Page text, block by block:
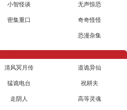
无声惊恐
小智怪谈
奇奇怪怪
密集重口
恐漫杂集
道诡异仙
清风冥月传
祝耕夫
猛诡电台
高等灵魂
走阴人